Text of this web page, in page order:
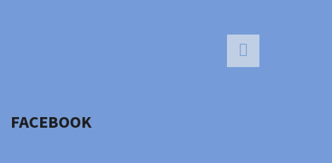
FACEBOOK